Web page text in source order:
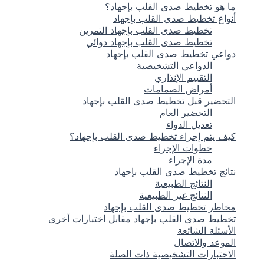
ما هو تخطيط صدى القلب بإجهاد؟
أنواع تخطيط صدى القلب بإجهاد
تخطيط صدى القلب بإجهاد التمرين
تخطيط صدى القلب بإجهاد دوائي
دواعي تخطيط صدى القلب بإجهاد
الدواعي التشخيصية
التقييم الإنذاري
أمراض الصمامات
التحضير قبل تخطيط صدى القلب بإجهاد
التحضير العام
تعديل الدواء
كيف يتم إجراء تخطيط صدى القلب بإجهاد؟
خطوات الإجراء
مدة الإجراء
نتائج تخطيط صدى القلب بإجهاد
النتائج الطبيعية
النتائج غير الطبيعية
مخاطر تخطيط صدى القلب بإجهاد
تخطيط صدى القلب بإجهاد مقابل اختبارات أخرى
الأسئلة الشائعة
الموعد والاتصال
الاختبارات التشخيصية ذات الصلة